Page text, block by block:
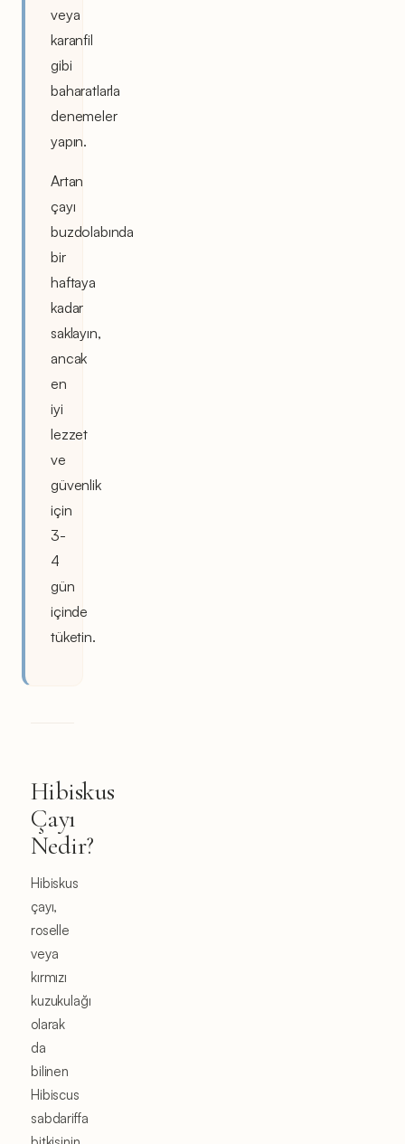
veya
karanfil
gibi
baharatlarla
denemeler
yapın.
Artan
çayı
buzdolabında
bir
haftaya
kadar
saklayın,
ancak
en
iyi
lezzet
ve
güvenlik
için
3-
4
gün
içinde
tüketin.
Hibiskus
Çayı
Nedir?
Hibiskus
çayı,
roselle
veya
kırmızı
kuzukulağı
olarak
da
bilinen
Hibiscus
sabdariffa